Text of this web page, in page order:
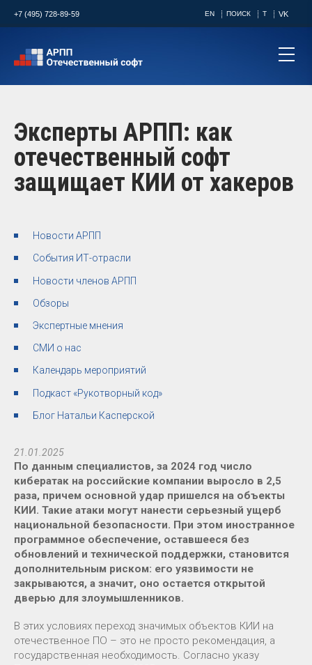
+7 (495) 728-89-59 EN ПОИСК T VK
Эксперты АРПП: как
отечественный софт
защищает КИИ от хакеров
Новости АРПП
События ИТ-отрасли
Новости членов АРПП
Обзоры
Экспертные мнения
СМИ о нас
Календарь мероприятий
Подкаст «Рукотворный код»
Блог Натальи Касперской
21.01.2025
По данным специалистов, за 2024 год число
кибератак на российские компании выросло в 2,5
раза, причем основной удар пришелся на объекты
КИИ. Такие атаки могут нанести серьезный ущерб
национальной безопасности. При этом иностранное
программное обеспечение, оставшееся без
обновлений и технической поддержки, становится
дополнительным риском: его уязвимости не
закрываются, а значит, оно остается открытой
дверью для злоумышленников.
В этих условиях переход значимых объектов КИИ на
отечественное ПО – это не просто рекомендация, а
государственная необходимость. Согласно указу